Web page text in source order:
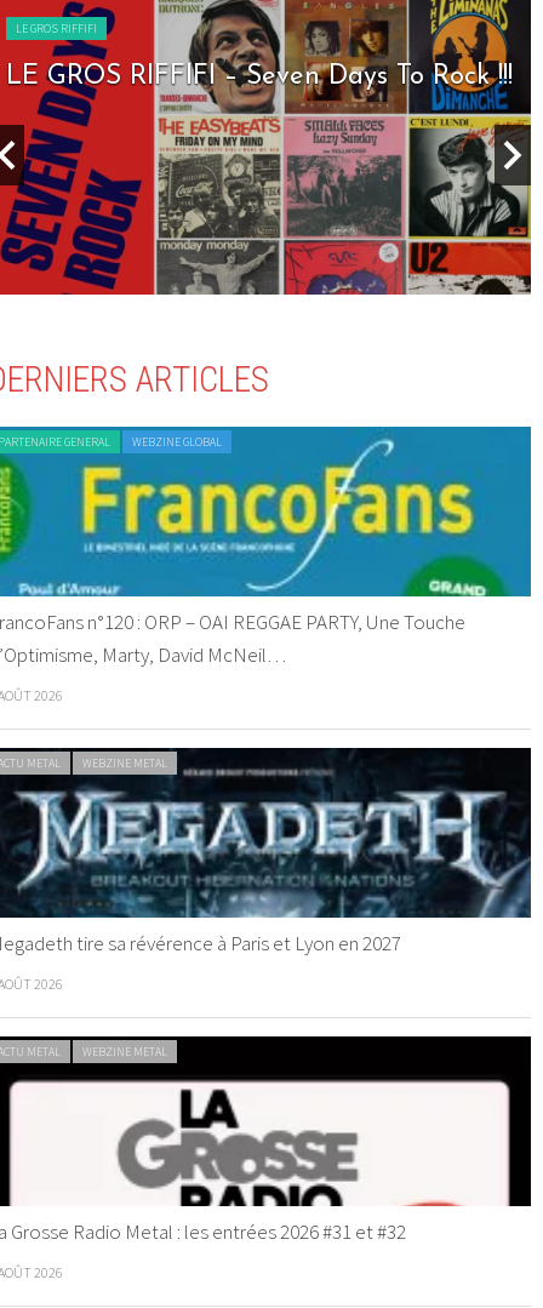
LE GROS RIFFIFI
LE GROS RIFFIFI – Seven Days To Rock !!!
ARTICLES
GENERAL WEBZINE GLOBAL
n°120 : ORP – OAI REGGAE PARTY, Une Touche
Marty, David McNeil…
2026
METAL WEBZINE METAL
tire sa révérence à Paris et Lyon en 2027
2026
METAL WEBZINE METAL
Grosse Radio Metal : les entrées 2026 #31 et #32
2026